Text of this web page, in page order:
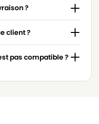
?
client ?
pas compatible ?